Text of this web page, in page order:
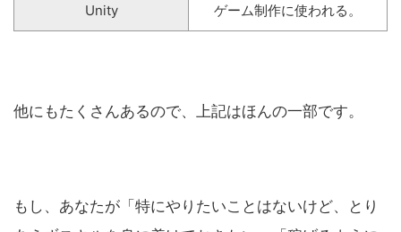
Unity ゲーム制作に使われる。
他にもたくさんあるので、上記はほんの一部です。
もし、あなたが「特にやりたいことはないけど、とり